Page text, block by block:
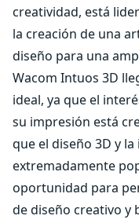
creatividad, está
la creación de una
diseño para una
Wacom Intuos 3D
ideal, ya que el
su impresión está
que el diseño 3D y
extremadamente
oportunidad para
de diseño creativo y